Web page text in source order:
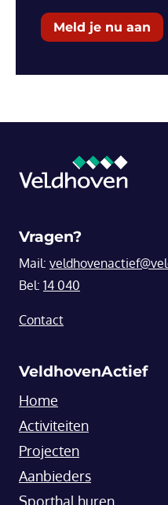
Meld je nu aan
Vragen?
Mail:
Bel: 14 040
Contact
VeldhovenActief
Home
Activiteiten
Projecten
Aanbieders
Sporthal huren